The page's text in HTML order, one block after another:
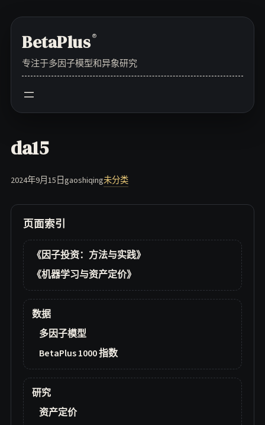
contentBetaPlus®
专注于多因子模型和异象研究
da15
2024年9月15日gaoshiqing未分类
页面索引
《因子投资：方法与实践》
《机器学习与资产定价》
数据
多因子模型
BetaPlus 1000 指数
研究
资产定价